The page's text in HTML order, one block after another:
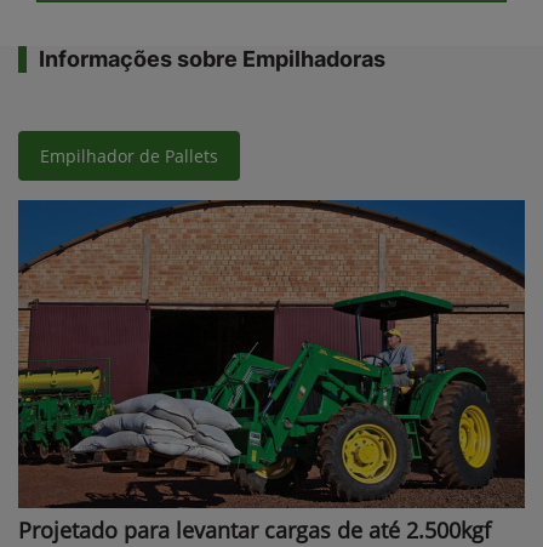
Informações sobre Empilhadoras
Empilhador de Pallets
Projetado para levantar cargas de até 2.500kgf